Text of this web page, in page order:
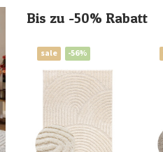
Bis zu -50% Rabatt
sale -56%